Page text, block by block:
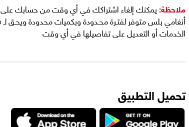
ملاحظة: يمكنك إلغاء اشتراكك في أي وقت من حسابك على Orange إكسترا
الخدمات أو التعديل على تفاصيلها في أي وقت
تحميل التطبيق